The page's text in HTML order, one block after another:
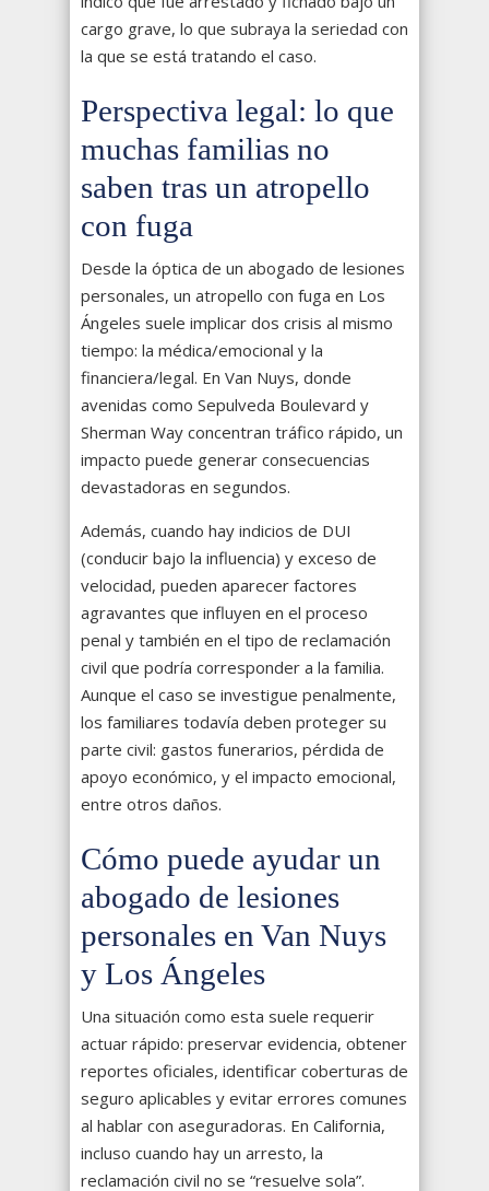
cargo grave, lo que subraya la seriedad con
la que se está tratando el caso.
Perspectiva legal: lo que
muchas familias no
saben tras un atropello
con fuga
Desde la óptica de un abogado de lesiones
personales, un atropello con fuga en Los
Ángeles suele implicar dos crisis al mismo
tiempo: la médica/emocional y la
financiera/legal. En Van Nuys, donde
avenidas como Sepulveda Boulevard y
Sherman Way concentran tráfico rápido, un
impacto puede generar consecuencias
devastadoras en segundos.
Además, cuando hay indicios de DUI
(conducir bajo la influencia) y exceso de
velocidad, pueden aparecer factores
agravantes que influyen en el proceso
penal y también en el tipo de reclamación
civil que podría corresponder a la familia.
Aunque el caso se investigue penalmente,
los familiares todavía deben proteger su
parte civil: gastos funerarios, pérdida de
apoyo económico, y el impacto emocional,
entre otros daños.
Cómo puede ayudar un
abogado de lesiones
personales en Van Nuys
y Los Ángeles
Una situación como esta suele requerir
actuar rápido: preservar evidencia, obtener
reportes oficiales, identificar coberturas de
seguro aplicables y evitar errores comunes
al hablar con aseguradoras. En California,
incluso cuando hay un arresto, la
reclamación civil no se “resuelve sola”.